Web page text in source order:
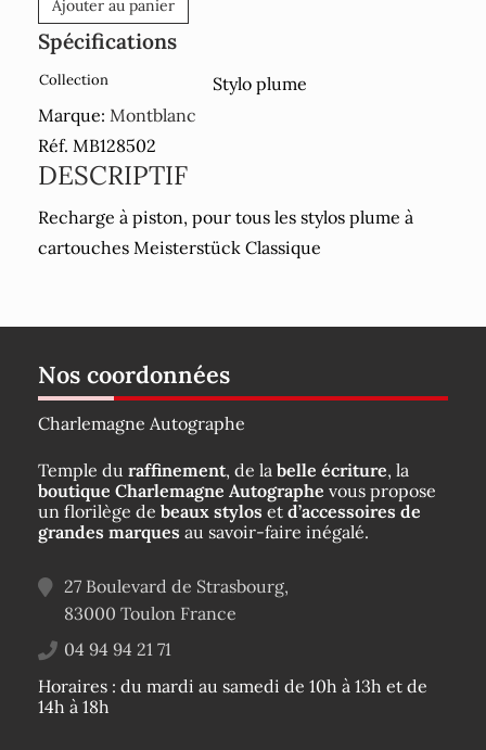
Ajouter au panier
Spécifications
Collection
Stylo plume
Marque: Montblanc
Réf. MB128502
DESCRIPTIF
Recharge à piston, pour tous les stylos plume à
cartouches Meisterstück Classique
Nos coordonnées
Charlemagne Autographe
Temple du raffinement, de la belle écriture, la
boutique Charlemagne Autographe vous propose
un florilège de beaux stylos et d’accessoires de
grandes marques au savoir-faire inégalé.
27 Boulevard de Strasbourg,
83000 Toulon France
04 94 94 21 71
Horaires : du mardi au samedi de 10h à 13h et de
14h à 18h